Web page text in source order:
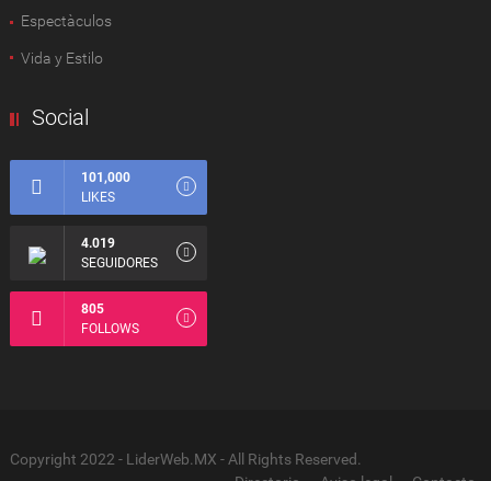
Espectàculos
Vida y Estilo
Social
101,000
LIKES
4.019
SEGUIDORES
805
FOLLOWS
Copyright 2022 - LiderWeb.MX - All Rights Reserved.